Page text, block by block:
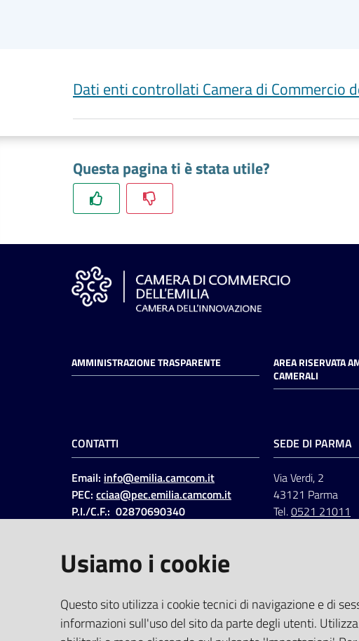
Dati enti controllati Camera di Commercio
Questa pagina ti è stata utile?
AMMINISTRAZIONE TRASPARENTE
AREA RISERVATA
CAMERALI
CONTATTI
Email: info@emilia.camcom.it
PEC: cciaa@pec.emilia.camcom.it
P.I./C.F.: 02870690340
Codice IPA: ccem
SEDE DI PARMA
Via Verdi, 2
43121 Parma
Tel.0521 21011
SOCIAL
LinkedinFacebookInstagram
Usiamo i cookie
Questo sito utilizza i cookie tecnici di navigazione e di
informazioni sull'uso del sito da parte degli utenti.